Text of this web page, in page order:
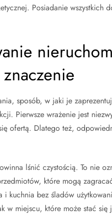
Posiadanie wszystkich
sposób, w jaki je
Pierwsze wrażenie jest
ofertą. Dlatego też,
lśnić czystością. To nie
które mogą
kuchnia bez śladów
w miejscu, które może stać